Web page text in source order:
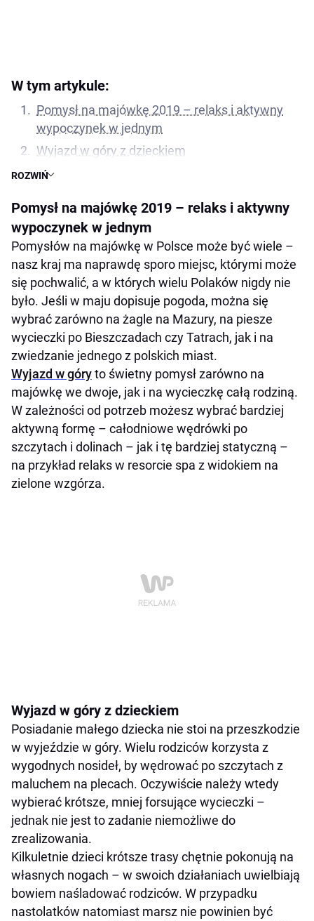
W tym artykule:
ROZWIŃ
Pomysł na majówkę 2019 – relaks i aktywny
wypoczynek w jednym
Wyjazd w góry z dzieckiem
Wyjazd w góry dla dwojga
Świeradów Zdrój – Cottonina Villa & Mineral
Spa Resort
Łomnica – Osada Śnieżka
Pomysł na majówkę 2019 – relaks i aktywny
wypoczynek w jednym
Pomysłów na majówkę w Polsce może być wiele –
nasz kraj ma naprawdę sporo miejsc, którymi może
się pochwalić, a w których wielu Polaków nigdy nie
było. Jeśli w maju dopisuje pogoda, można się
wybrać zarówno na żagle na Mazury, na piesze
wycieczki po Bieszczadach czy Tatrach, jak i na
zwiedzanie jednego z polskich miast.
Wyjazd w góryto świetny pomysł zarówno na
majówkę we dwoje, jak i na wycieczkę całą rodziną.
W zależności od potrzeb możesz wybrać bardziej
aktywną formę – całodniowe wędrówki po
szczytach i dolinach – jak i tę bardziej statyczną –
na przykład relaks w resorcie spa z widokiem na
zielone wzgórza.
Wyjazd w góry z dzieckiem
Posiadanie małego dziecka nie stoi na przeszkodzie
w wyjeździe w góry. Wielu rodziców korzysta z
wygodnych nosideł, by wędrować po szczytach z
maluchem na plecach. Oczywiście należy wtedy
wybierać krótsze, mniej forsujące wycieczki –
jednak nie jest to zadanie niemożliwe do
zrealizowania.
Kilkuletnie dzieci krótsze trasy chętnie pokonują na
własnych nogach – w swoich działaniach uwielbiają
bowiem naśladować rodziców. W przypadku
nastolatków natomiast marsz nie powinien być